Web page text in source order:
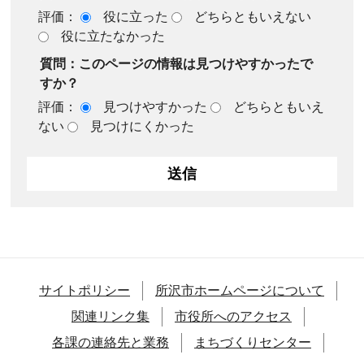
評価：
役に立った
どちらともいえない
役に立たなかった
質問：このページの情報は見つけやすかったで
すか？
評価：
見つけやすかった
どちらともいえ
ない
見つけにくかった
サイトポリシー
所沢市ホームページについて
関連リンク集
市役所へのアクセス
各課の連絡先と業務
まちづくりセンター